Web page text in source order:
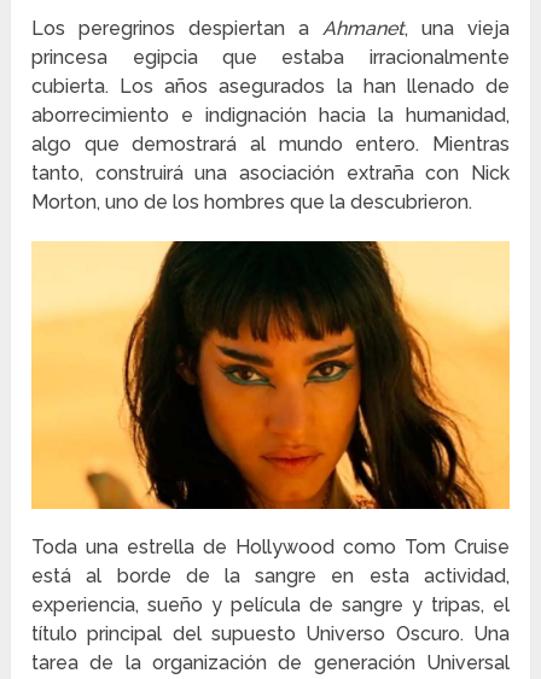
Los peregrinos despiertan a Ahmanet, una vieja
princesa egipcia que estaba irracionalmente
cubierta. Los años asegurados la han llenado de
aborrecimiento e indignación hacia la humanidad,
algo que demostrará al mundo entero. Mientras
tanto, construirá una asociación extraña con Nick
Morton, uno de los hombres que la descubrieron.
Toda una estrella de Hollywood como Tom Cruise
está al borde de la sangre en esta actividad,
experiencia, sueño y película de sangre y tripas, el
título principal del supuesto Universo Oscuro. Una
tarea de la organización de generación Universal